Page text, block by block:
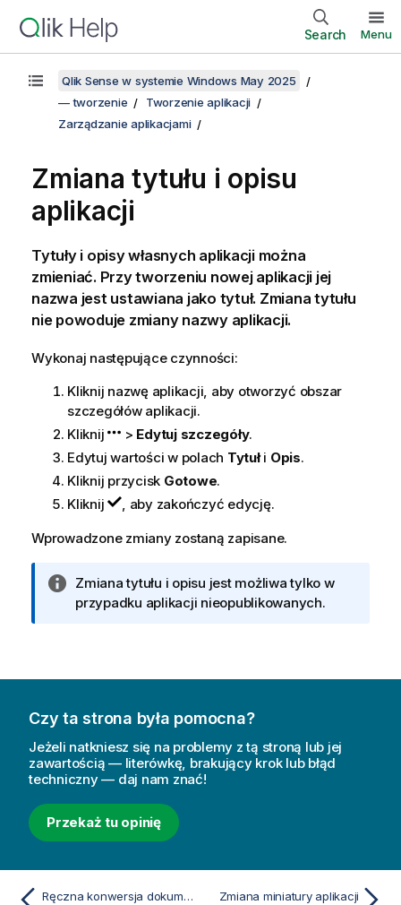
Search Menu
Qlik Sense w systemie Windows May 2025
— tworzenie
Tworzenie aplikacji
Zarządzanie aplikacjami
Zmiana tytułu i opisu
aplikacji
Tytuły i opisy własnych aplikacji można
zmieniać. Przy tworzeniu nowej aplikacji jej
nazwa jest ustawiana jako tytuł. Zmiana tytułu
nie powoduje zmiany nazwy aplikacji.
Wykonaj następujące czynności:
Kliknij nazwę aplikacji, aby otworzyć obszar
szczegółów aplikacji.
Kliknij
> Edytuj szczegóły.
Edytuj wartości w polach Tytułi Opis.
Kliknij przycisk Gotowe.
Kliknij
, aby zakończyć edycję.
Wprowadzone zmiany zostaną zapisane.
I
n
m
c
a
Zmiana tytułu i opisu jest możliwa tylko w
przypadku aplikacji nieopublikowanych.
Czy ta strona była pomocna?
Jeżeli natkniesz się na problemy z tą stroną lub jej
zawartością — literówkę, brakujący krok lub błąd
techniczny — daj nam znać!
Przekaż tu opinię
Ręczna konwersja dokumentu QlikView na aplikację Qlik Sense Zmiana miniatury aplikacji